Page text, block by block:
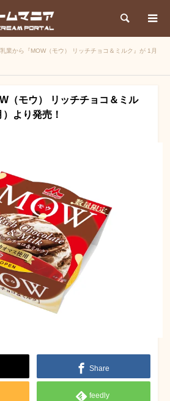
検索
業から『MOW（モウ） リッチチョコ＆ミルク』が 1月
（モウ） リッチチョコ＆ミル
より発売！
Share
feedly